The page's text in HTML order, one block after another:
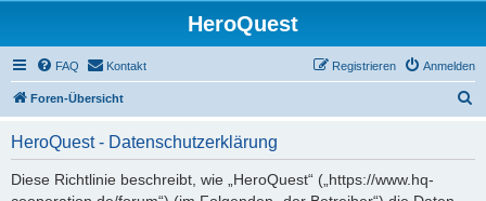
HeroQuest
FAQ Kontakt Anmelden
Registrieren
Foren-Übersicht
HeroQuest - Datenschutzerklärung
Diese Richtlinie beschreibt, wie „HeroQuest“ („https://www.hq-